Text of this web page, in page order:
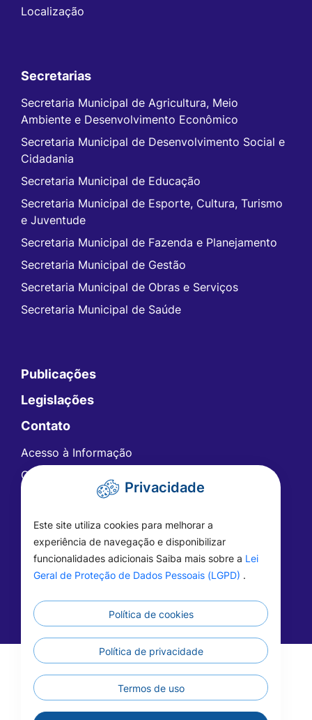
Localização
Secretarias
Secretaria Municipal de Agricultura, Meio
Ambiente e Desenvolvimento Econômico
Secretaria Municipal de Desenvolvimento Social e
Cidadania
Secretaria Municipal de Educação
Secretaria Municipal de Esporte, Cultura, Turismo
e Juventude
Secretaria Municipal de Fazenda e Planejamento
Secretaria Municipal de Gestão
Secretaria Municipal de Obras e Serviços
Secretaria Municipal de Saúde
Publicações
Legislações
Contato
Acesso à Informação
Ouvidoria
Carta de Serviços
Telefones Úteis
FAQ - Perguntas Frequentes
©2026 - Prefeitura de Vera - MT - Todos os
direitos reservados
Privacidade
Este site utiliza cookies para melhorar a
experiência de navegação e disponibilizar
funcionalidades adicionais Saiba mais sobre a Lei
Geral de Proteção de Dados Pessoais (LGPD) .
Política de cookies
Política de privacidade
Termos de uso